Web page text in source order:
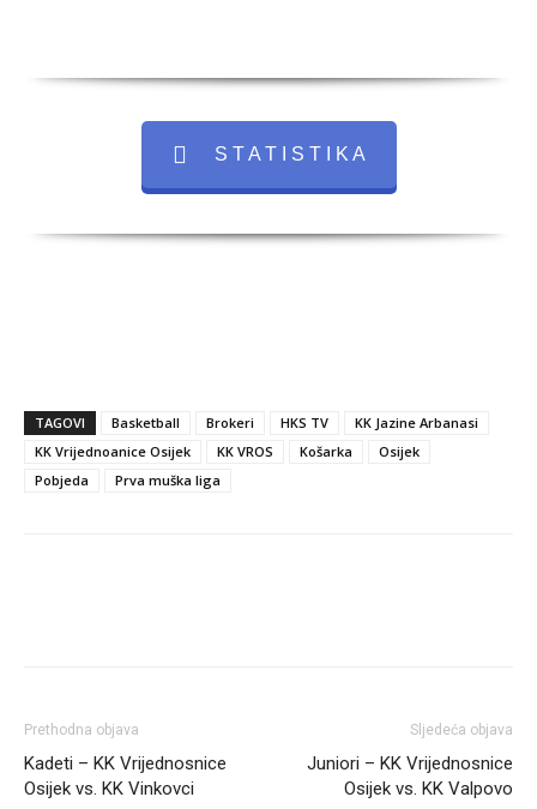
S T A T I S T I K A
TAGOVI Basketball Brokeri HKS TV
KK Jazine Arbanasi
KK Vrijednoanice Osijek
KK VROS Košarka
Osijek
Pobjeda
Prva muška liga
Prethodna objava
Kadeti – KK Vrijednosnice
Osijek vs. KK Vinkovci
Sljedeća objava
Juniori – KK Vrijednosnice
Osijek vs. KK Valpovo